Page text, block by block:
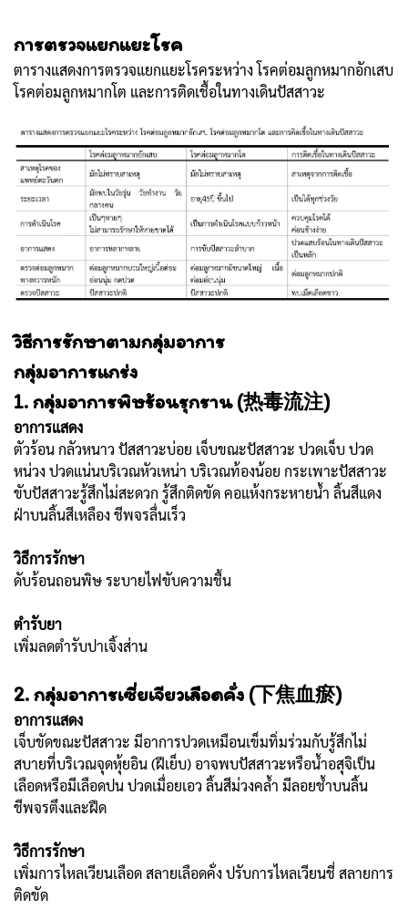
การตรวจแยกแยะโรค
ตารางแสดงการตรวจแยกแยะโรคระหว่าง โรคต่อมลูกหมากอักเสบ
โรคต่อมลูกหมากโต และการติดเชื้อในทางเดินปัสสาวะ
วิธีการรักษาตามกลุ่มอาการ
กลุ่มอาการแกร่ง
1. กลุ่มอาการพิษร้อนรุกราน (热毒流注)
อาการแสดง
ตัวร้อน กลัวหนาว ปัสสาวะบ่อย เจ็บขณะปัสสาวะ ปวดเจ็บ ปวด
หน่วง ปวดแน่นบริเวณหัวเหน่า บริเวณท้องน้อย กระเพาะปัสสาวะ
ขับปัสสาวะรู้สึกไม่สะดวก รู้สึกติดขัด คอแห้งกระหายน้ำ ลิ้นสีแดง
ฝ่าบนลิ้นสีเหลือง ชีพจรลื่นเร็ว
วิธีการรักษา
ดับร้อนถอนพิษ ระบายไฟขับความชื้น
ตำรับยา
เพิ่มลดตำรับปาเจิ้งส่าน
2. กลุ่มอาการเซี่ยเจียวเลือดคั่ง (下焦血瘀)
อาการแสดง
เจ็บขัดขณะปัสสาวะ มีอาการปวดเหมือนเข็มทิ่มร่วมกับรู้สึกไม่
สบายที่บริเวณจุดหุ้ยอิน (ฝีเย็บ) อาจพบปัสสาวะหรือน้ำอสุจิเป็น
เลือดหรือมีเลือดปน ปวดเมื่อยเอว ลิ้นสีม่วงคล้ำ มีลอยช้ำบนลิ้น
ชีพจรตึงและฝืด
วิธีการรักษา
เพิ่มการไหลเวียนเลือด สลายเลือดคั่ง ปรับการไหลเวียนชี่ สลายการ
ติดขัด